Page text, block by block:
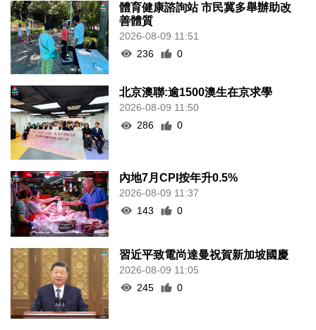
體育健康諮詢站 市民冀多舉辦助改
善體質
2026-08-09 11:51
236
0
北京澳聯:逾1500澳生在京求學
2026-08-09 11:50
286
0
內地7月CPI按年升0.5%
2026-08-09 11:37
143
0
習近平致電尚達曼祝賀新加坡國慶
2026-08-09 11:05
245
0